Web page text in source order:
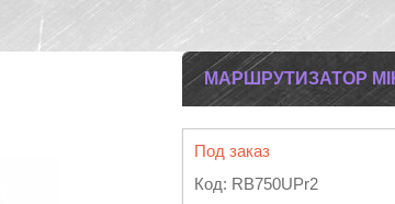
МАРШРУТИЗАТОР
Под заказ
Код: RB750UPr2